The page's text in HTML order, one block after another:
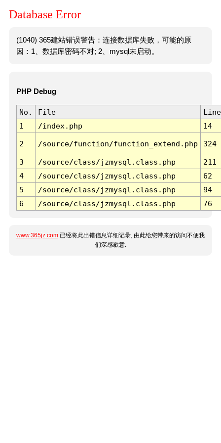
Database Error
(1040) 365建站错误警告：连接数据库失败，可能的原
因：1、数据库密码不对; 2、mysql未启动。
PHP Debug
No. File
Line
1
/index.php 14
2 /source/function/function_extend.php 324
3 /source/class/jzmysql.class.php
211
4
/source/class/jzmysql.class.php
62
5
/source/class/jzmysql.class.php
94
6
/source/class/jzmysql.class.php 76
www.365jz.com 已经将此出错信息详细记录, 由此给您带来的访问不便我
们深感歉意.